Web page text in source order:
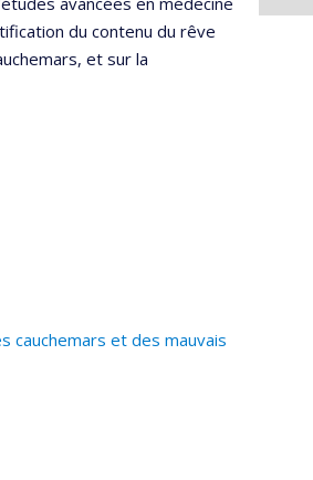
du contenu du rêve
et sur la
cauchemars et des mauvais